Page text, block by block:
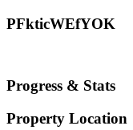
PFkticWEfYOK
Progress & Stats
Property Location